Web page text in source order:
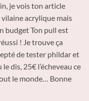
je vois ton article
vilaine acrylique mais
budget Ton pull est
! Je trouve ça
de tester phildar et
dis, 25€ l’écheveau ce
le monde… Bonne